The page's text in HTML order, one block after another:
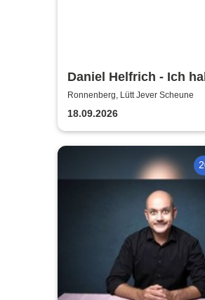
Daniel Helfrich - Ich
gerade noch gefehlt
Ronnenberg, Lütt Jever Scheune
18.09.2026